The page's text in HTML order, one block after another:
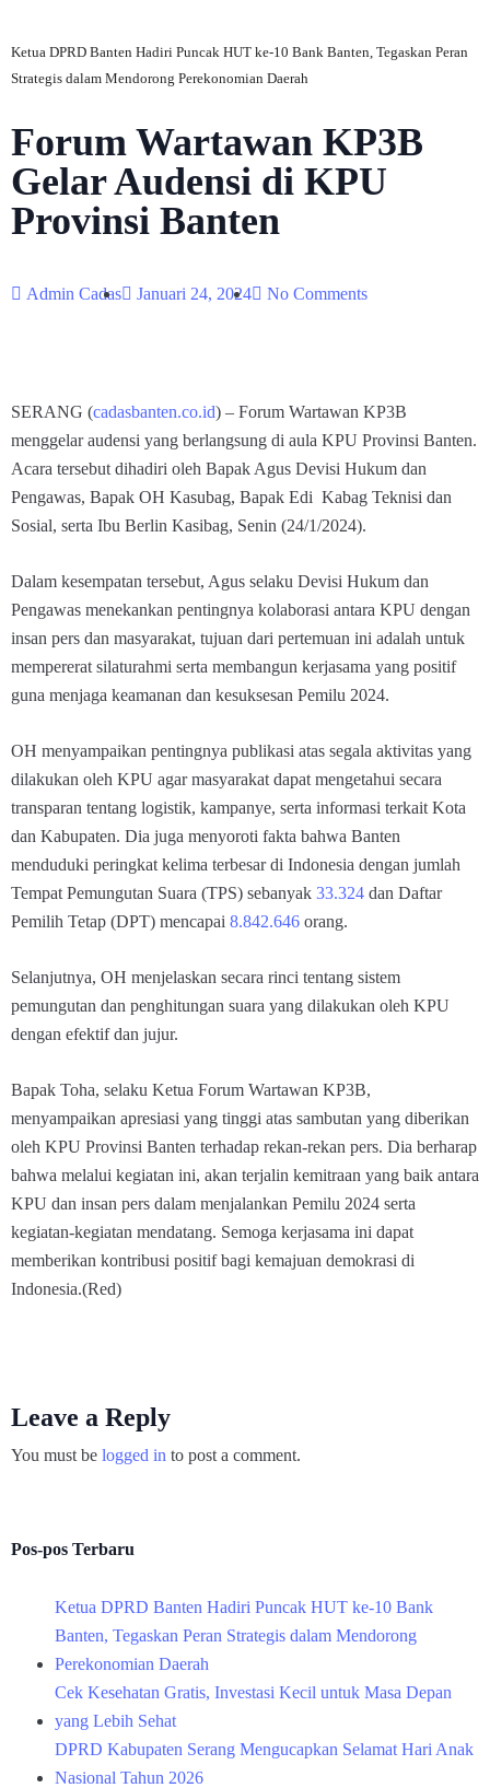
Ketua DPRD Banten Hadiri Puncak HUT ke-10 Bank Banten, Tegaskan Peran
Strategis dalam Mendorong Perekonomian Daerah
Forum Wartawan KP3B
Gelar Audensi di KPU
Provinsi Banten
Admin Cadas Januari 24, 2024 No Comments
SERANG (cadasbanten.co.id) – Forum Wartawan KP3B
menggelar audensi yang berlangsung di aula KPU Provinsi Banten.
Acara tersebut dihadiri oleh Bapak Agus Devisi Hukum dan
Pengawas, Bapak OH Kasubag, Bapak Edi Kabag Teknisi dan
Sosial, serta Ibu Berlin Kasibag, Senin (24/1/2024).
Dalam kesempatan tersebut, Agus selaku Devisi Hukum dan
Pengawas menekankan pentingnya kolaborasi antara KPU dengan
insan pers dan masyarakat, tujuan dari pertemuan ini adalah untuk
mempererat silaturahmi serta membangun kerjasama yang positif
guna menjaga keamanan dan kesuksesan Pemilu 2024.
OH menyampaikan pentingnya publikasi atas segala aktivitas yang
dilakukan oleh KPU agar masyarakat dapat mengetahui secara
transparan tentang logistik, kampanye, serta informasi terkait Kota
dan Kabupaten. Dia juga menyoroti fakta bahwa Banten
menduduki peringkat kelima terbesar di Indonesia dengan jumlah
Tempat Pemungutan Suara (TPS) sebanyak 33.324 dan Daftar
Pemilih Tetap (DPT) mencapai 8.842.646 orang.
Selanjutnya, OH menjelaskan secara rinci tentang sistem
pemungutan dan penghitungan suara yang dilakukan oleh KPU
dengan efektif dan jujur.
Bapak Toha, selaku Ketua Forum Wartawan KP3B,
menyampaikan apresiasi yang tinggi atas sambutan yang diberikan
oleh KPU Provinsi Banten terhadap rekan-rekan pers. Dia berharap
bahwa melalui kegiatan ini, akan terjalin kemitraan yang baik antara
KPU dan insan pers dalam menjalankan Pemilu 2024 serta
kegiatan-kegiatan mendatang. Semoga kerjasama ini dapat
memberikan kontribusi positif bagi kemajuan demokrasi di
Indonesia.(Red)
Leave a Reply
You must be logged in to post a comment.
Pos-pos Terbaru
Ketua DPRD Banten Hadiri Puncak HUT ke-10 Bank
Banten, Tegaskan Peran Strategis dalam Mendorong
Perekonomian Daerah
Cek Kesehatan Gratis, Investasi Kecil untuk Masa Depan
yang Lebih Sehat
DPRD Kabupaten Serang Mengucapkan Selamat Hari Anak
Nasional Tahun 2026